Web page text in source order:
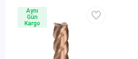
Aynı
Gün
Kargo